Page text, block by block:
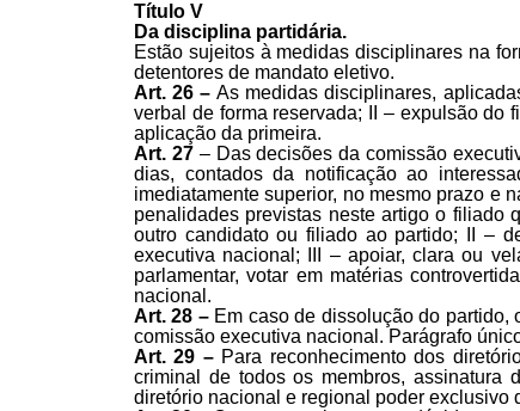
Título V
Da disciplina partidária.
Estão sujeitos à medidas disciplinares na
detentores de mandato eletivo.
Art. 26 – As medidas disciplinares,
verbal de forma reservada; II – expulsão do
aplicação da primeira.
Art. 27– Das decisões da comissão
dias, contados da notificação ao
imediatamente superior, no mesmo prazo e
penalidades previstas neste artigo o filiado
outro candidato ou filiado ao partido; II –
executiva nacional; III – apoiar, clara ou
parlamentar, votar em matérias
nacional.
Art. 28 – Em caso de dissolução do
comissão executiva nacional. Parágrafo
Art. 29 – Para reconhecimento dos
criminal de todos os membros, assinatura
diretório nacional e regional poder exclusivo